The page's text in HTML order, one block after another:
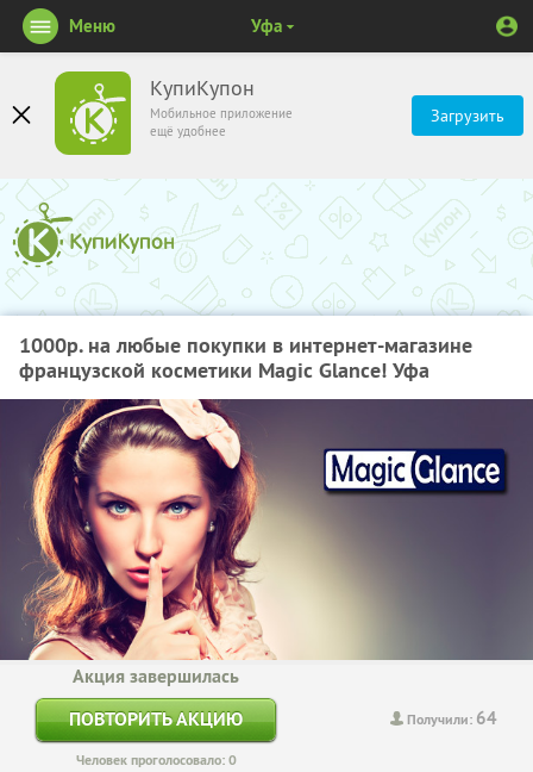
КупиКупон
Мобильное приложение
ещё удобнее
Загрузить
Меню Уфа
1000р. на любые покупки в интернет-магазине
французской косметики Magic Glance! Уфа
Получили: 64
Акция завершилась
ПОВТОРИТЬ АКЦИЮ
Человек проголосовало: 0